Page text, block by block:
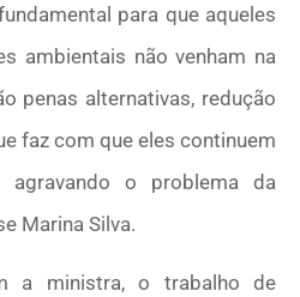
para que aqueles
ambientais não venham na
penas alternativas, redução
faz com que eles continuem
agravando o problema da
Marina Silva.
a ministra, o trabalho de